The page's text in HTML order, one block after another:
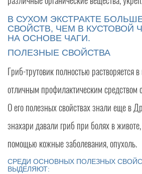
В СУХОМ ЭКСТРАКТЕ
СВОЙСТВ, ЧЕМ В КУСТОВОЙ
НА ОСНОВЕ ЧАГИ.
ПОЛЕЗНЫЕ СВОЙСТВА
Гриб-трутовик полностью растворяется
отличным профилактическим средством
О его полезных свойствах знали еще в
знахари давали гриб при болях в
помощью кожные заболевания, опухоль.
СРЕДИ ОСНОВНЫХ ПОЛЕЗНЫХ
ВЫДЕЛЯЮТ: